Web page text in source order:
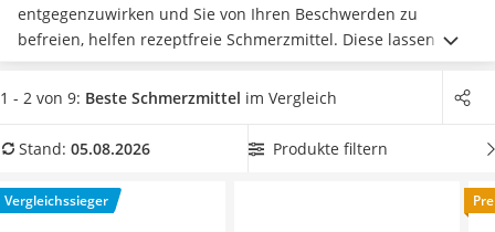
Magnesiumpräparat
Katzenklappe
Nackenmassagegerät
Zeckenschutz Katze
Philips-Sonicare-Zahnbürste
Mineralfutter Pferd
Massagegerät
entgegenzuwirken und Sie von Ihren Beschwerden zu
befreien, helfen rezeptfreie Schmerzmittel. Diese lassen Sie
laut diversen Online-Testsfür mehrere Stunden den
Schmerz vergessen, sodass Sie sich wieder uneingeschränkt
erleichtern, kann ein
Tablettenteilersinnvoll sein.
entzündungshemmendes Schmerzmittel
Beschwerden effektiv zu lindern. Überzeugt hat uns hier im
1 - 2 von 9: Beste Schmerzmittel im Vergleich
Stand: 05.08.2026 Produkte filtern
Vergleichssieger